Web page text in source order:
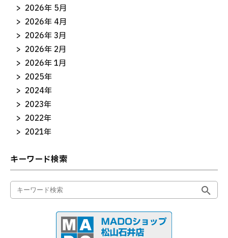
2026年 5月
2026年 4月
2026年 3月
2026年 2月
2026年 1月
2025年
2024年
2023年
2022年
2021年
キーワード検索